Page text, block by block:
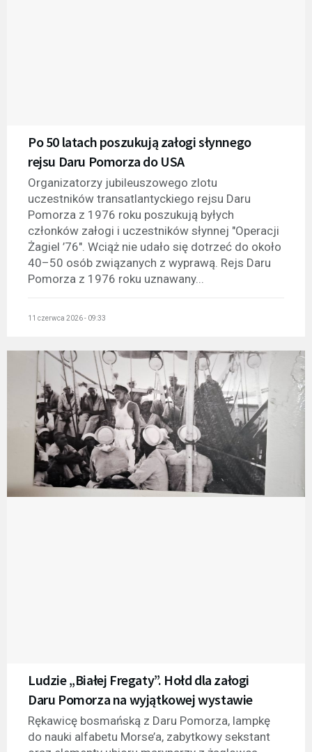
Po 50 latach poszukują załogi słynnego
rejsu Daru Pomorza do USA
Organizatorzy jubileuszowego zlotu
uczestników transatlantyckiego rejsu Daru
Pomorza z 1976 roku poszukują byłych
członków załogi i uczestników słynnej "Operacji
Żagiel ’76". Wciąż nie udało się dotrzeć do około
40–50 osób związanych z wyprawą. Rejs Daru
Pomorza z 1976 roku uznawany...
11 czerwca 2026 - 09:33
Ludzie „Białej Fregaty”. Hołd dla załogi
Daru Pomorza na wyjątkowej wystawie
Rękawicę bosmańską z Daru Pomorza, lampkę
do nauki alfabetu Morse’a, zabytkowy sekstant